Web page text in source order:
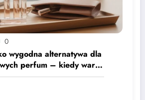
0
wygodna alternatywa dla
perfum – kiedy warto